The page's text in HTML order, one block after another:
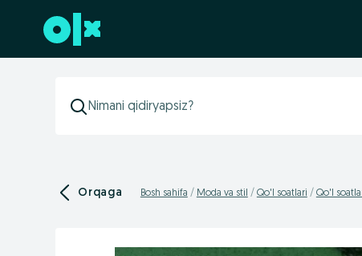
Futerga oʻtish
Orqaga Bosh sahifa Moda va stil Qo'l soatlari Qo'l